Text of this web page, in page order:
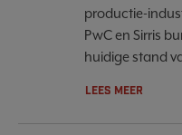
productie-
PwC en Sirris
huidige stand
LEES MEER